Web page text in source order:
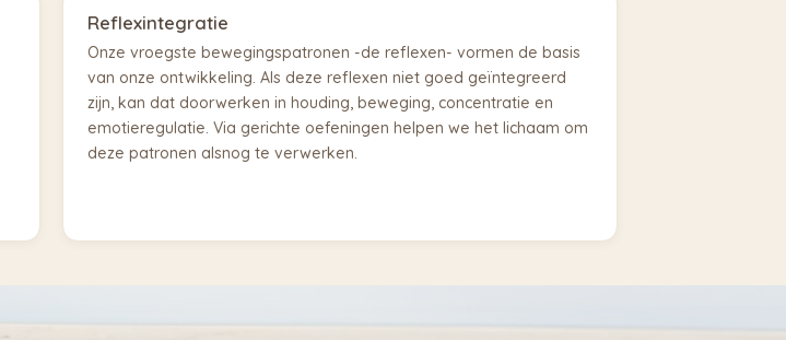
Reflexintegratie
Onze vroegste bewegingspatronen -de reflexen- vormen de basis
van onze ontwikkeling. Als deze reflexen niet goed geïntegreerd
zijn, kan dat doorwerken in houding, beweging, concentratie en
emotieregulatie. Via gerichte oefeningen helpen we het lichaam om
deze patronen alsnog te verwerken.